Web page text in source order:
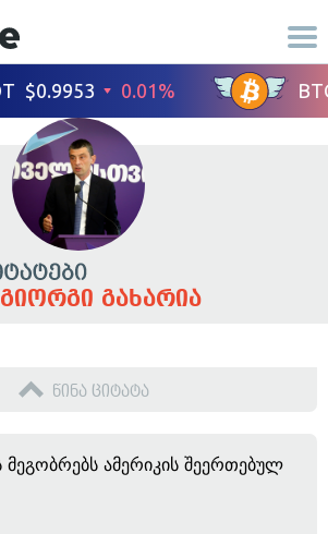
გიორგი გახარია
წინა ციტატა
ამერიკის შეერთებულ